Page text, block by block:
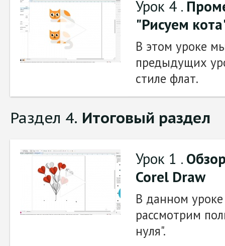
Урок 4 .
"Рисуем
В этом уроке
предыдущих
стиле флат.
Раздел 4. Итоговый раздел
Урок 1 .
Corel Draw
В данном
рассмотрим
нуля".